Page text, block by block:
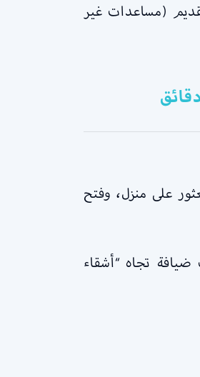
(مساعدات غير
سان دييغو في 2000؛ فساعدهما في العثور على منزل، وفتح
تجاه “أشقاء